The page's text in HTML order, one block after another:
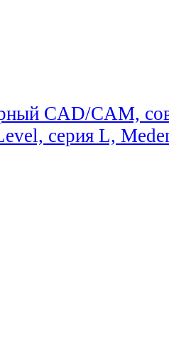
CAD/CAM,
серия L,